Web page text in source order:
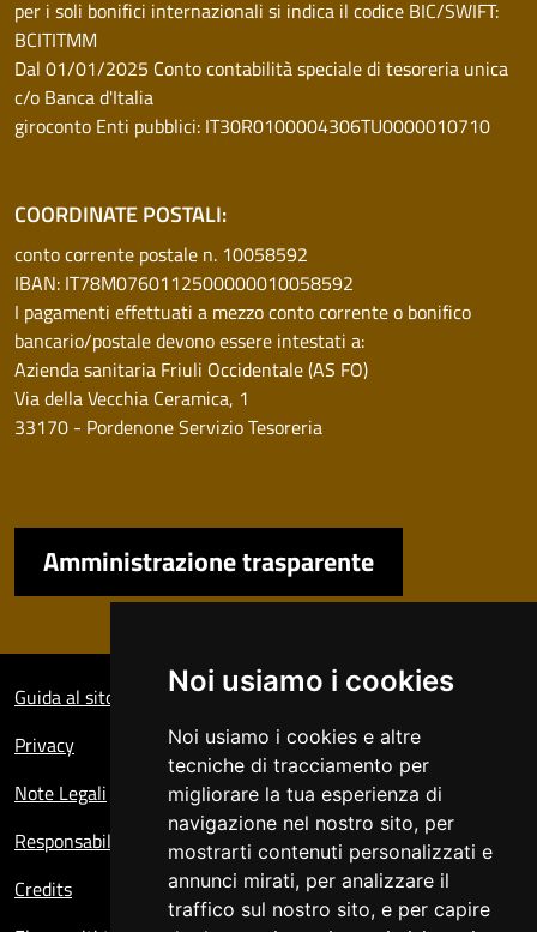
Noi usiamo i cookies
Noi usiamo i cookies e altre
tecniche di tracciamento per
migliorare la tua esperienza di
navigazione nel nostro sito, per
mostrarti contenuti personalizzati e
annunci mirati, per analizzare il
traffico sul nostro sito, e per capire
per i soli bonifici internazionali si indica il codice BIC/SWIFT:
BCITITMM
Dal 01/01/2025 Conto contabilità speciale di tesoreria unica
c/o Banca d'Italia
giroconto Enti pubblici: IT30R0100004306TU0000010710
COORDINATE POSTALI:
conto corrente postale n. 10058592
IBAN: IT78M0760112500000010058592
I pagamenti effettuati a mezzo conto corrente o bonifico
bancario/postale devono essere intestati a:
Azienda sanitaria Friuli Occidentale (AS FO)
Via della Vecchia Ceramica, 1
33170 - Pordenone Servizio Tesoreria
Amministrazione trasparente
Guida al sito
Privacy
Note Legali
Responsabile del sito
Credits